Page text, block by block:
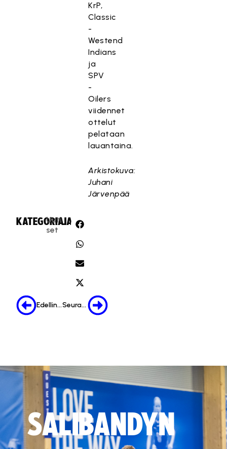
KrP,
Classic
-
Westend
Indians
ja
SPV
-
Oilers
viidennet
ottelut
pelataan
lauantaina.
Arkistokuva:
Juhani
Järvenpää
KATEGORIA:
Uuti
set
JAA:
Edellinen Seuraava
SALIBANDYN